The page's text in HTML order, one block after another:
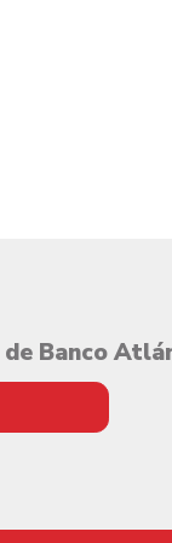
Banco